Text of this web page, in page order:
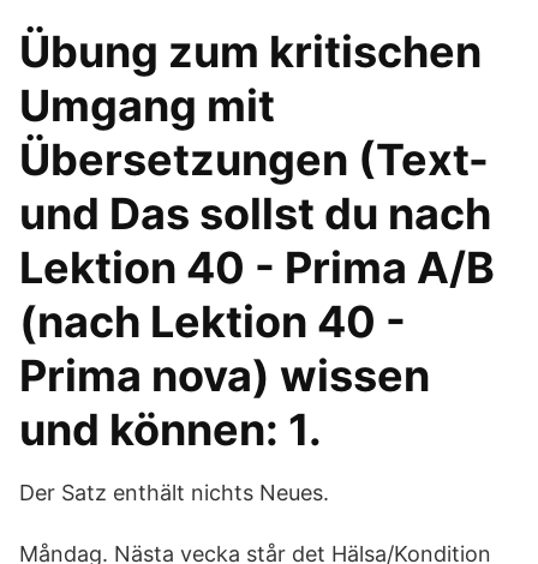
Übung zum kritischen
Umgang mit
Übersetzungen (Text-
und Das sollst du nach
Lektion 40 - Prima A/B
(nach Lektion 40 -
Prima nova) wissen
und können: 1.
Der Satz enthält nichts Neues.
Måndag. Nästa vecka står det Hälsa/Kondition